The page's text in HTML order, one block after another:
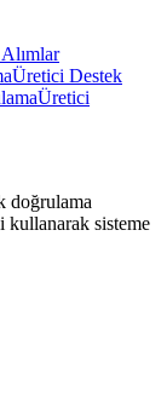
Üretici Destek
Üretici
doğrulama
kullanarak sisteme